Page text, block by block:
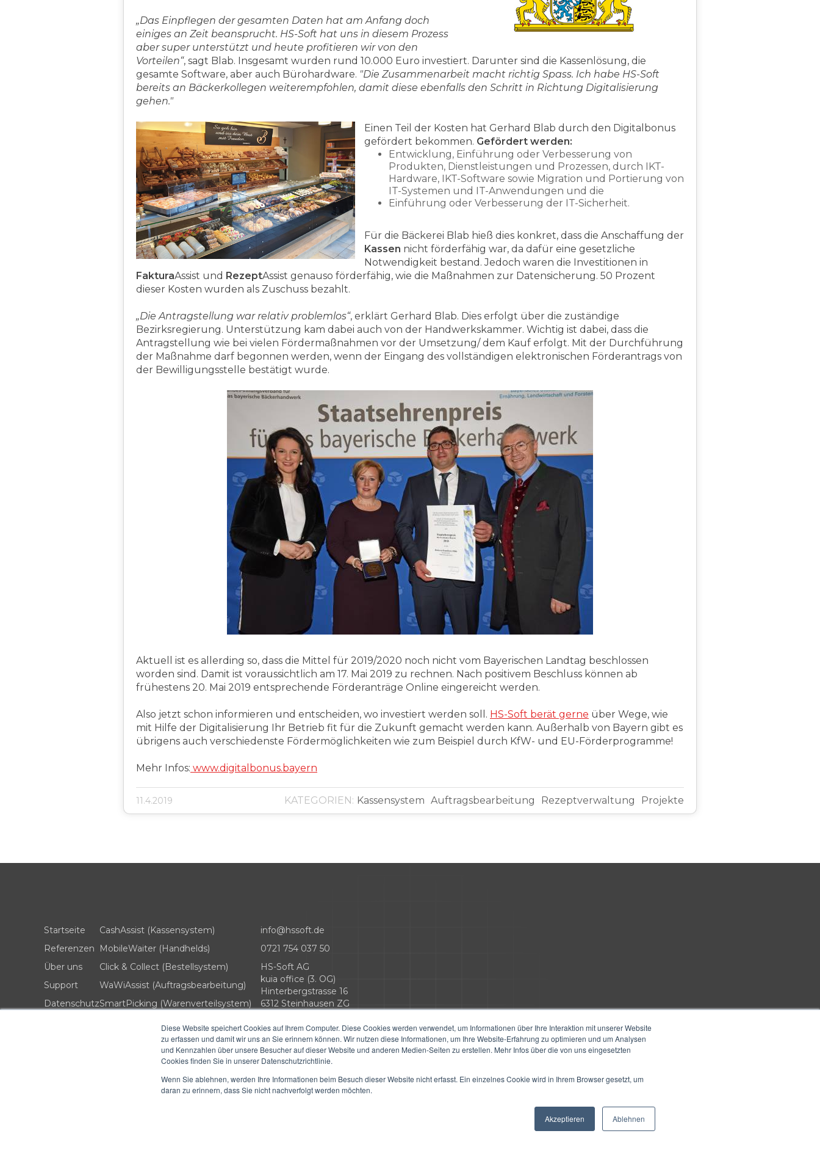
Diese Website speichert Cookies auf Ihrem Computer. Diese Cookies werden verwendet, um Informationen über Ihre Interaktion mit unserer Website
zu erfassen und damit wir uns an Sie erinnern können. Wir nutzen diese Informationen, um Ihre Website-Erfahrung zu optimieren und um Analysen
und Kennzahlen über unsere Besucher auf dieser Website und anderen Medien-Seiten zu erstellen. Mehr Infos über die von uns eingesetzten
Cookies finden Sie in unserer Datenschutzrichtlinie.
Wenn Sie ablehnen, werden Ihre Informationen beim Besuch dieser Website nicht erfasst. Ein einzelnes Cookie wird in Ihrem Browser gesetzt, um
daran zu erinnern, dass Sie nicht nachverfolgt werden möchten.
Akzeptieren Ablehnen
„Das Einpflegen der gesamten Daten hat am Anfang doch
einiges an Zeit beansprucht. HS-Soft hat uns in diesem Prozess
aber super unterstützt und heute profitieren wir von den
Vorteilen“, sagt Blab. Insgesamt wurden rund 10.000 Euro investiert. Darunter sind die Kassenlösung, die
gesamte Software, aber auch Bürohardware. "Die Zusammenarbeit macht richtig Spass. Ich habe HS-Soft
bereits an Bäckerkollegen weiterempfohlen, damit diese ebenfalls den Schritt in Richtung Digitalisierung
gehen."
Einen Teil der Kosten hat Gerhard Blab durch den Digitalbonus
gefördert bekommen. Gefördert werden:
Entwicklung, Einführung oder Verbesserung von
Produkten, Dienstleistungen und Prozessen, durch IKT-
Hardware, IKT-Software sowie Migration und Portierung von
IT-Systemen und IT-Anwendungen und die
Einführung oder Verbesserung der IT-Sicherheit.
Für die Bäckerei Blab hieß dies konkret, dass die Anschaffung der
Kassen nicht förderfähig war, da dafür eine gesetzliche
Notwendigkeit bestand. Jedoch waren die Investitionen in
FakturaAssist und RezeptAssist genauso förderfähig, wie die Maßnahmen zur Datensicherung. 50 Prozent
dieser Kosten wurden als Zuschuss bezahlt.
„Die Antragstellung war relativ problemlos“, erklärt Gerhard Blab. Dies erfolgt über die zuständige
Bezirksregierung. Unterstützung kam dabei auch von der Handwerkskammer. Wichtig ist dabei, dass die
Antragstellung wie bei vielen Fördermaßnahmen vor der Umsetzung/ dem Kauf erfolgt. Mit der Durchführung
der Maßnahme darf begonnen werden, wenn der Eingang des vollständigen elektronischen Förderantrags von
der Bewilligungsstelle bestätigt wurde.
Aktuell ist es allerding so, dass die Mittel für 2019/2020 noch nicht vom Bayerischen Landtag beschlossen
worden sind. Damit ist voraussichtlich am 17. Mai 2019 zu rechnen. Nach positivem Beschluss können ab
frühestens 20. Mai 2019 entsprechende Förderanträge Online eingereicht werden.
Also jetzt schon informieren und entscheiden, wo investiert werden soll. HS-Soft berät gerne über Wege, wie
mit Hilfe der Digitalisierung Ihr Betrieb fit für die Zukunft gemacht werden kann. Außerhalb von Bayern gibt es
übrigens auch verschiedenste Fördermöglichkeiten wie zum Beispiel durch KfW- und EU-Förderprogramme!
Mehr Infos: www.digitalbonus.bayern
11.4.2019 KATEGORIEN: Kassensystem Auftragsbearbeitung Rezeptverwaltung Projekte
Startseite
Referenzen
Über uns
Support
Datenschutz
CashAssist (Kassensystem)
MobileWaiter (Handhelds)
Click & Collect (Bestellsystem)
WaWiAssist (Auftragsbearbeitung)
SmartPicking (Warenverteilsystem)
ZusätzlicheProdukte (Erweiterungen)
info@hssoft.de
0721 754 037 50
HS-Soft AG
kuia office (3. OG)
Hinterbergstrasse 16
6312 Steinhausen ZG
Copyright © 2026 HS-Soft. Alle Rechte vorbehalten.